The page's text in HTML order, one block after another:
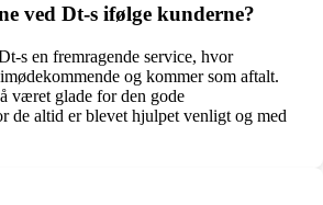
ved Dt-s ifølge kunderne?
s en fremragende service, hvor
og kommer som aftalt.
været glade for den gode
de altid er blevet hjulpet venligt og med